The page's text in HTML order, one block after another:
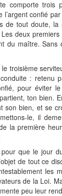
comporte trois
l’argent confié
de tout doute, la
deux
du maître.
troisième
: retenu
pour éviter le
ton bien.
son bien, et se
le, il
la première
que le jour
de tout ce
les
de la Loi.
peu leur